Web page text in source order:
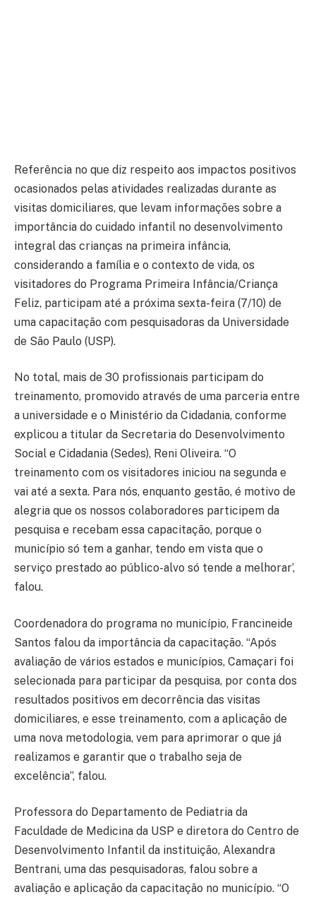
Referência no que diz respeito aos impactos positivos
ocasionados pelas atividades realizadas durante as
visitas domiciliares, que levam informações sobre a
importância do cuidado infantil no desenvolvimento
integral das crianças na primeira infância,
considerando a família e o contexto de vida, os
visitadores do Programa Primeira Infância/Criança
Feliz, participam até a próxima sexta-feira (7/10) de
uma capacitação com pesquisadoras da Universidade
de São Paulo (USP).
No total, mais de 30 profissionais participam do
treinamento, promovido através de uma parceria entre
a universidade e o Ministério da Cidadania, conforme
explicou a titular da Secretaria do Desenvolvimento
Social e Cidadania (Sedes), Reni Oliveira. “O
treinamento com os visitadores iniciou na segunda e
vai até a sexta. Para nós, enquanto gestão, é motivo de
alegria que os nossos colaboradores participem da
pesquisa e recebam essa capacitação, porque o
município só tem a ganhar, tendo em vista que o
serviço prestado ao público-alvo só tende a melhorar’,
falou.
Coordenadora do programa no município, Francineide
Santos falou da importância da capacitação. “Após
avaliação de vários estados e municípios, Camaçari foi
selecionada para participar da pesquisa, por conta dos
resultados positivos em decorrência das visitas
domiciliares, e esse treinamento, com a aplicação de
uma nova metodologia, vem para aprimorar o que já
realizamos e garantir que o trabalho seja de
excelência”, falou.
Professora do Departamento de Pediatria da
Faculdade de Medicina da USP e diretora do Centro de
Desenvolvimento Infantil da instituição, Alexandra
Bentrani, uma das pesquisadoras, falou sobre a
avaliação e aplicação da capacitação no município. “O